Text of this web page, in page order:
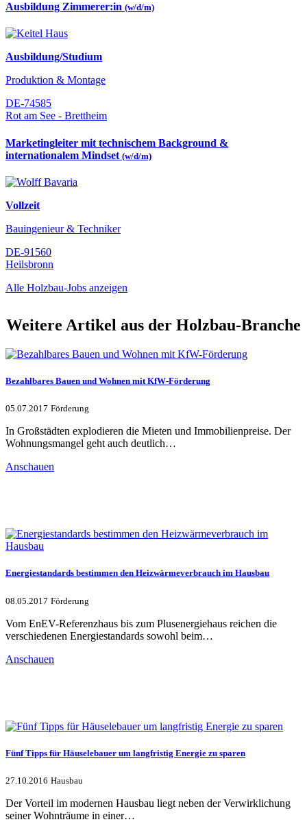
Ausbildung Zimmerer:in (w/d/m)
Ausbildung/Studium
Produktion & Montage
DE-74585
Rot am See - Brettheim
Marketingleiter mit technischem Background &
internationalem Mindset (w/d/m)
Vollzeit
Bauingenieur & Techniker
DE-91560
Heilsbronn
Alle Holzbau-Jobs anzeigen
Weitere Artikel aus der Holzbau-Branche
Bezahlbares Bauen und Wohnen mit KfW-Förderung
05.07.2017 Förderung
In Großstädten explodieren die Mieten und Immobilienpreise. Der
Wohnungsmangel geht auch deutlich…
Anschauen
Energiestandards bestimmen den Heizwärmeverbrauch im Hausbau
08.05.2017 Förderung
Vom EnEV-Referenzhaus bis zum Plusenergiehaus reichen die
verschiedenen Energiestandards sowohl beim…
Anschauen
Fünf Tipps für Häuselebauer um langfristig Energie zu sparen
27.10.2016 Hausbau
Der Vorteil im modernen Hausbau liegt neben der Verwirklichung
seiner Wohnträume in einer…